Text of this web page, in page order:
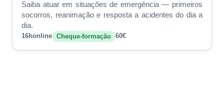
Saiba atuar em situações de emergência — primeiros
socorros, reanimação e resposta a acidentes do dia a
dia.
16honline Cheque-formação 60€